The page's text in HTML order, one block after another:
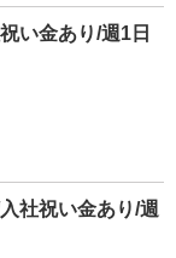
い金あり/週1日
社祝い金あり/週